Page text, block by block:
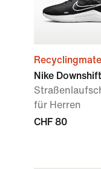
Nike
für Herren
CHF 80